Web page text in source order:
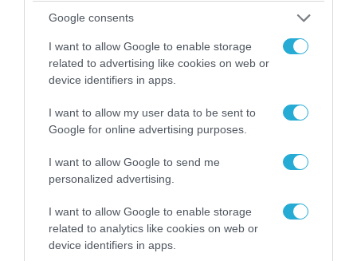
Google consents
I want to allow Google to enable storage
related to advertising like cookies on web or
device identifiers in apps.
I want to allow my user data to be sent to
Google for online advertising purposes.
I want to allow Google to send me
personalized advertising.
I want to allow Google to enable storage
related to analytics like cookies on web or
device identifiers in apps.
06.08.2026 | 09:03
«Οι εντελώς αθώοι»: Η ανάρτηση του Αρκά για